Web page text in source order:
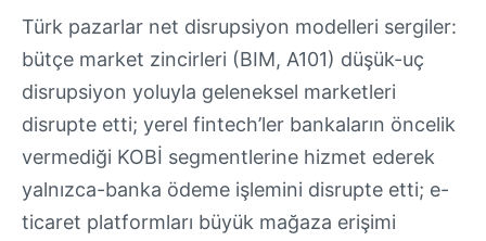
Türk pazarlar net disrupsiyon modelleri sergiler:
bütçe market zincirleri (BIM, A101) düşük-uç
disrupsiyon yoluyla geleneksel marketleri
disrupte etti; yerel fintech’ler bankaların öncelik
vermediği KOBİ segmentlerine hizmet ederek
yalnızca-banka ödeme işlemini disrupte etti; e-
ticaret platformları büyük mağaza erişimi